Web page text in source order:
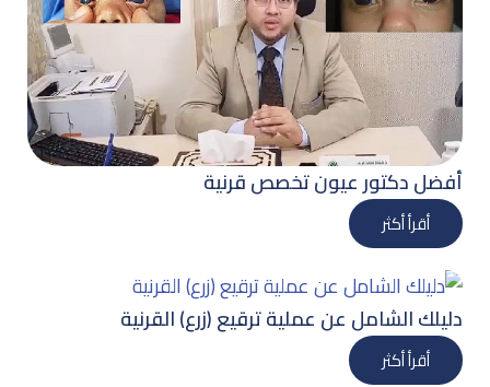
أفضل دكتور عيون تخصص قرنية
أقرأ أكثر
دليلك الشامل عن عملية ترقيع (زرع) القرنية
أقرأ أكثر